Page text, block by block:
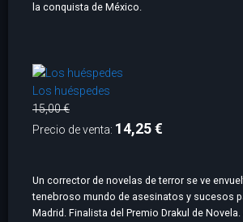
la conquista de México.
Los huéspedes
15,00 €
Precio de venta: 14,25 €
Un corrector de novelas de terror se ve
tenebroso mundo de asesinatos y sucesos
Madrid. Finalista del Premio Drakul de